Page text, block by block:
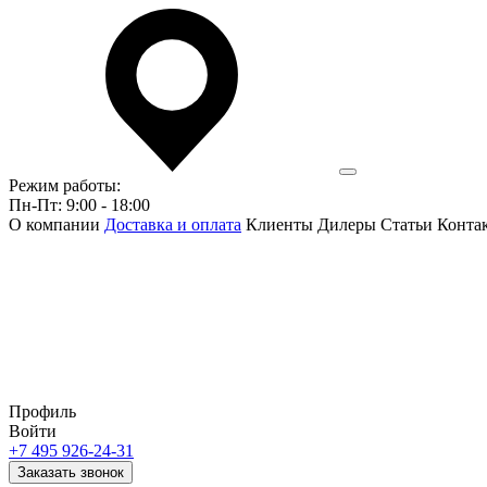
Режим работы:
Пн-Пт: 9:00 - 18:00
О компании Доставка и оплата Клиенты Дилеры Статьи
Профиль
Войти
+7 495 926-24-31
Заказать звонок